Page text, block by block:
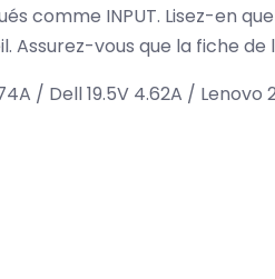
comme INPUT. Lisez-en
Assurez-vous que la fiche
/ Dell 19.5V 4.62A / Lenovo